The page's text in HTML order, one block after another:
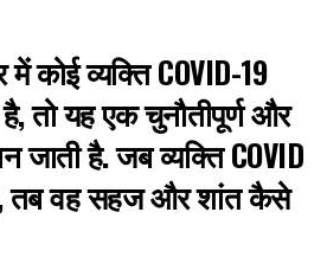
कोई व्यक्ति COVID-19
है, तो यह एक चुनौतीपूर्ण और
जाती है. जब व्‍यक्ति COVID
तब वह सहज और शांत कैसे